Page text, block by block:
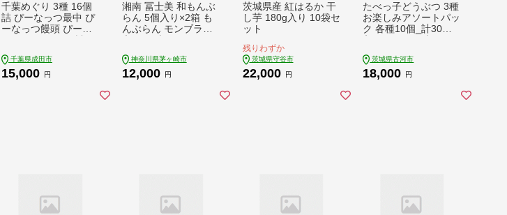
千葉めぐり 3種 16個
詰 ぴーなっつ最中 ぴ
ーなっつ饅頭 ぴーな
お菓子 菓子 スイーツ
デザート おやつ ピー
千葉県成田市
15,000 円
湘南 冨士美 和もんぶ
らん 5個入り×2箱 も
んぶらん モンブラン
くり しっとり 黄栗 ふ
わふわ 個包装 箱菓子
神奈川県茅ヶ崎市
12,000 円
茨城県産 紅はるか 干
し芋 180g入り 10袋セ
ット
残りわずか
茨城県守谷市
22,000 円
たべっ子どうぶつ 3種
お楽しみアソートパッ
ク 各種10個_計30個
個、水族館×10個） |
菓子 お菓子 大容量 お
古河市 _DI19
茨城県古河市
18,000 円